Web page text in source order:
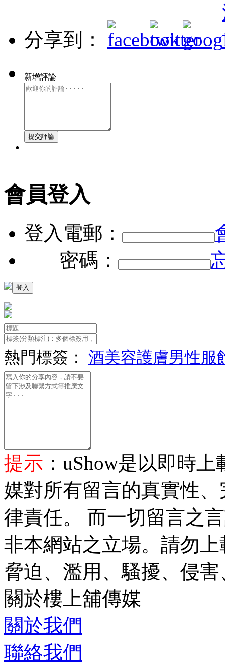
分享到：
新增評論
會員登入
登入電郵：
密碼：
熱門標簽： 酒美容護膚男性服
提示 ：uShow是以即時
媒對所有留言的真實性
律責任。 而一切留言之
非本網站之立場。請勿
脅迫、濫用、騷擾、侵
侵害他人私隱、有害或
內容... 展開
關於樓上舖傳媒
關於我們
聯絡我們